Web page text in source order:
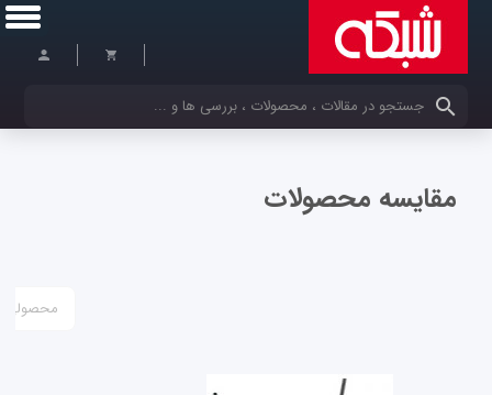
کلمات کلیدی خود را وارد کنید
مقایسه محصولات